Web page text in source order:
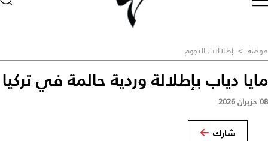
موضة > إطلالات النجوم
مايا دياب بإطلالة وردية حالمة في تركيا
08 حزيران 2026
شارك